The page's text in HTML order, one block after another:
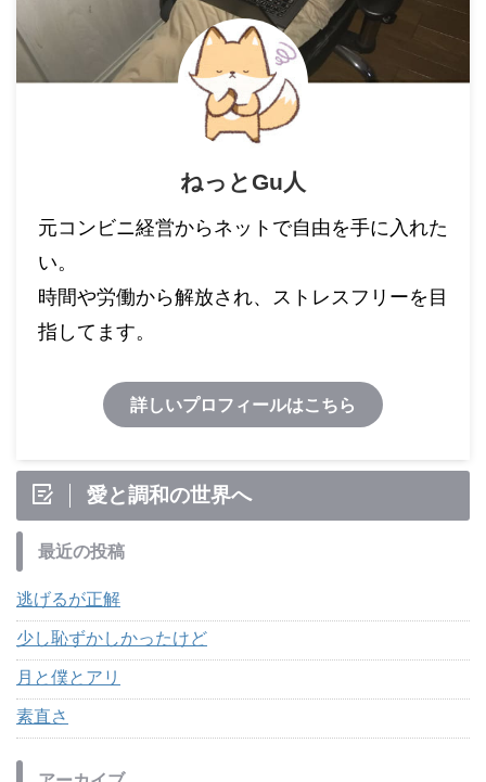
ねっとGu人
元コンビニ経営からネットで自由を手に入れた
い。
時間や労働から解放され、ストレスフリーを目
指してます。
詳しいプロフィールはこちら
愛と調和の世界へ
最近の投稿
逃げるが正解
少し恥ずかしかったけど
月と僕とアリ
素直さ